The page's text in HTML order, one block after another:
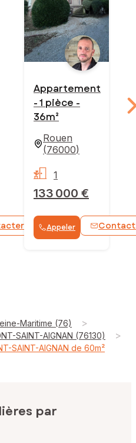
WhatsApp
Appartement
- 1 pièce -
36m²
Rouen
(76000)
133 000 €
1
Appeler
Maritime (76) >
SAINT-AIGNAN (76130) >
SAINT-AIGNAN de 60m²
par